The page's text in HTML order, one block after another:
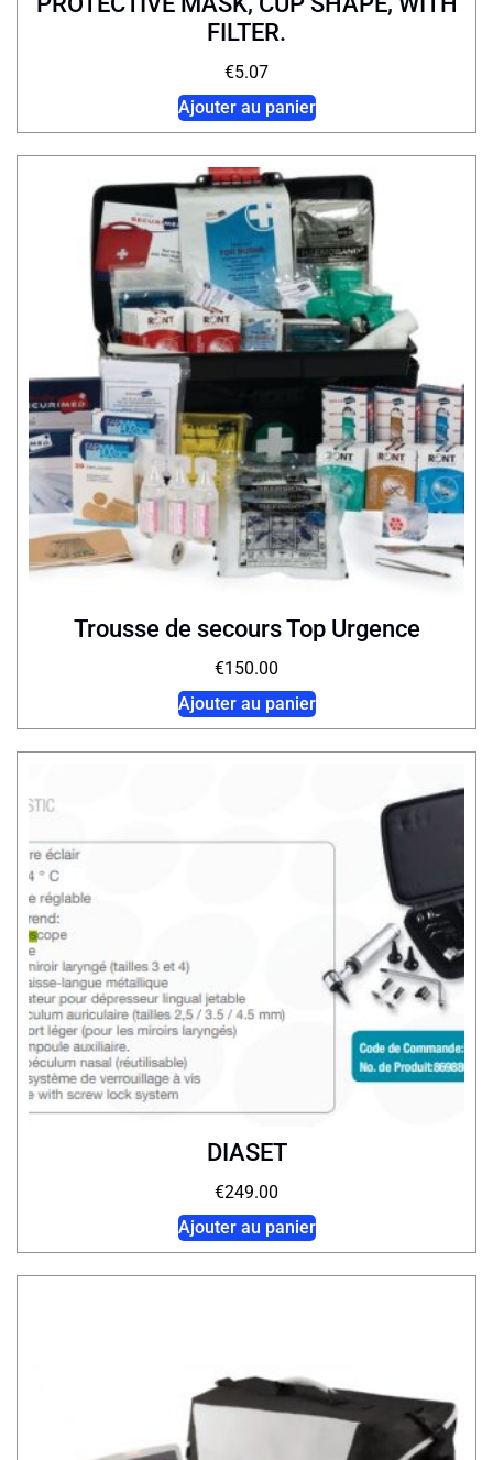
FILTER.
€5.07
Ajouter au panier
Trousse de secours Top Urgence
€150.00
Ajouter au panier
DIASET
€249.00
Ajouter au panier